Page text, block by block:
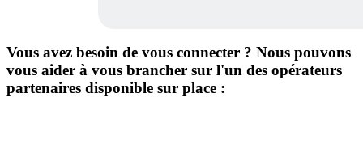
Vous avez besoin de vous connecter ? Nous pouvons
vous aider à vous brancher sur l'un des opérateurs
partenaires disponible sur place :